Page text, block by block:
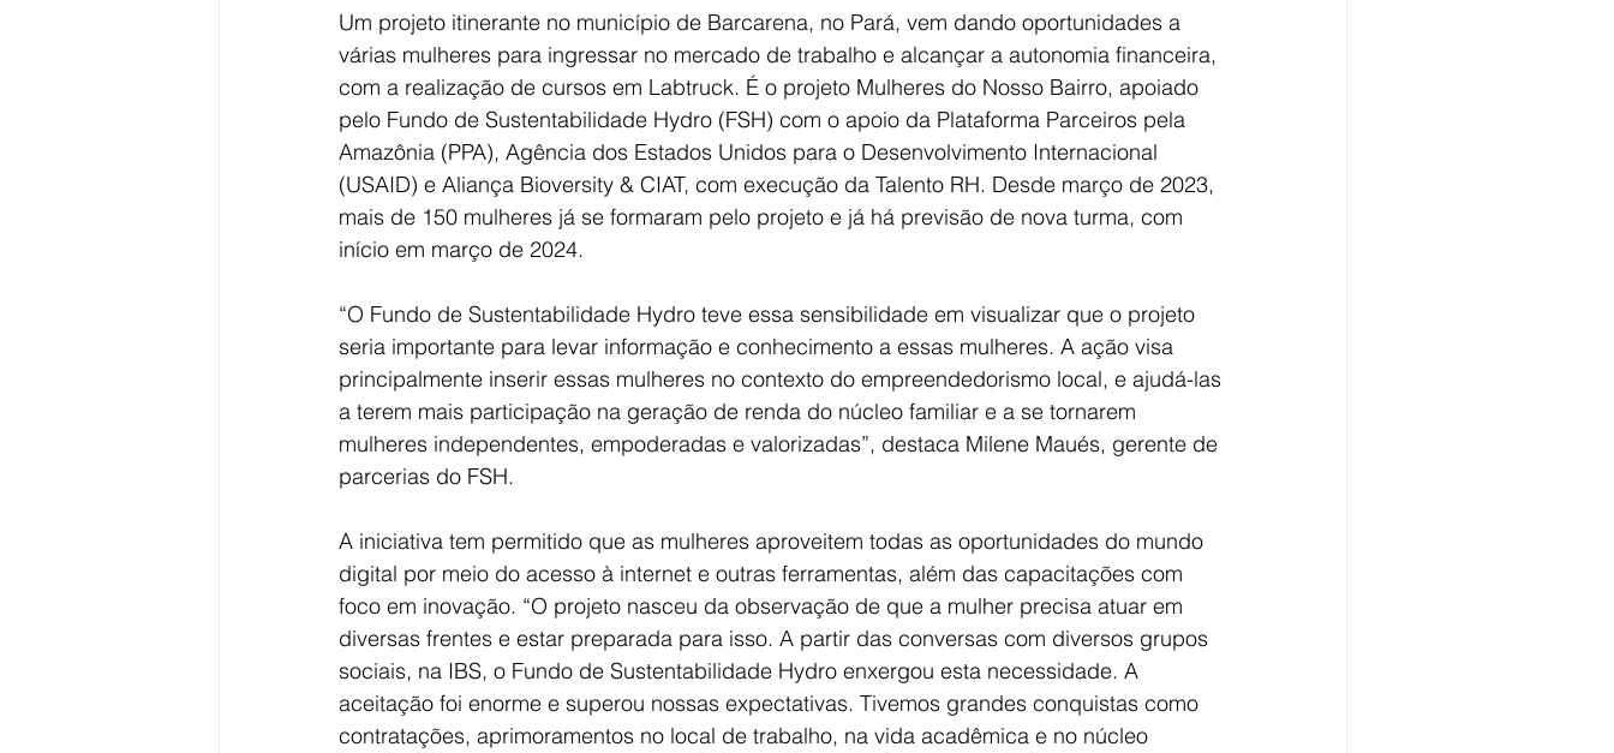
Um projeto itinerante no município de Barcarena, no Pará, vem dando oportunidades a
várias mulheres para ingressar no mercado de trabalho e alcançar a autonomia financeira,
com a realização de cursos em Labtruck. É o projeto Mulheres do Nosso Bairro, apoiado
pelo Fundo de Sustentabilidade Hydro (FSH) com o apoio da Plataforma Parceiros pela
Amazônia (PPA), Agência dos Estados Unidos para o Desenvolvimento Internacional
(USAID) e Aliança Bioversity & CIAT, com execução da Talento RH. Desde março de 2023,
mais de 150 mulheres já se formaram pelo projeto e já há previsão de nova turma, com
início em março de 2024.
“O Fundo de Sustentabilidade Hydro teve essa sensibilidade em visualizar que o projeto
seria importante para levar informação e conhecimento a essas mulheres. A ação visa
principalmente inserir essas mulheres no contexto do empreendedorismo local, e ajudá-las
a terem mais participação na geração de renda do núcleo familiar e a se tornarem
mulheres independentes, empoderadas e valorizadas”, destaca Milene Maués, gerente de
parcerias do FSH.
A iniciativa tem permitido que as mulheres aproveitem todas as oportunidades do mundo
digital por meio do acesso à internet e outras ferramentas, além das capacitações com
foco em inovação. “O projeto nasceu da observação de que a mulher precisa atuar em
diversas frentes e estar preparada para isso. A partir das conversas com diversos grupos
sociais, na IBS, o Fundo de Sustentabilidade Hydro enxergou esta necessidade. A
aceitação foi enorme e superou nossas expectativas. Tivemos grandes conquistas como
contratações, aprimoramentos no local de trabalho, na vida acadêmica e no núcleo